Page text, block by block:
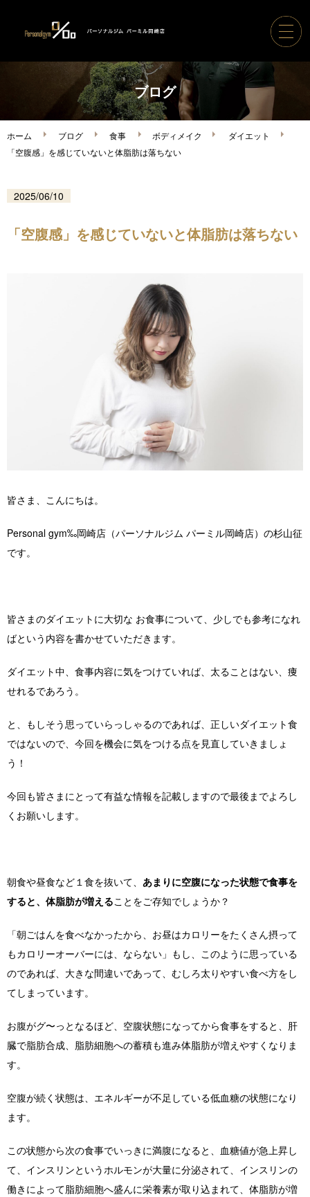
ホーム
パーソナルジムパーミル
ボディメイク実績
ご利用の流れ
店舗紹介 / アクセス
よくあるご質問
お役立ちブログ
無料体験お申し込み
ブログ
ホーム ブログ 食事 ボディメイク
ダイエット
「空腹感」を感じていないと体脂肪は落ちない
2025/06/10
「空腹感」を感じていないと体脂肪は落ちない
皆さま、こんにちは。
Personal gym‰岡崎店（パーソナルジム パーミル岡崎店）の杉山征
です。
皆さまのダイエットに大切な お食事について、少しでも参考になれ
ばという内容を書かせていただきます。
ダイエット中、食事内容に気をつけていれば、太ることはない、痩
せれるであろう。
と、もしそう思っていらっしゃるのであれば、正しいダイエット食
ではないので、今回を機会に気をつける点を見直していきましょ
う！
今回も皆さまにとって有益な情報を記載しますので最後までよろし
くお願いします。
朝食や昼食など１食を抜いて、 あまりに空腹になった状態で食事を
すると、体脂肪が増えることをご存知でしょうか？
「朝ごはんを食べなかったから、お昼はカロリーをたくさん摂って
もカロリーオーバーには、ならない」もし、このように思っている
のであれば、大きな間違いであって、むしろ太りやすい食べ方をし
てしまっています。
お腹がグ〜っとなるほど、空腹状態になってから食事をすると、肝
臓で脂肪合成、脂肪細胞への蓄積も進み体脂肪が増えやすくなりま
す。
空腹が続く状態は、エネルギーが不足している低血糖の状態になり
ます。
この状態から次の食事でいっきに満腹になると、血糖値が急上昇し
て、インスリンというホルモンが大量に分泌されて、インスリンの
働きによって脂肪細胞へ盛んに栄養素が取り込まれて、体脂肪が増